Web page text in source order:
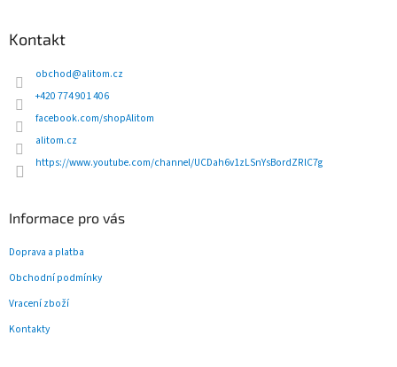
Kontakt
obchod@alitom.cz
+420 774 901 406
facebook.com/shopAlitom
alitom.cz
https://www.youtube.com/channel/UCDah6v1zLSnYsBordZRlC7g
Informace pro vás
Doprava a platba
Obchodní podmínky
Vracení zboží
Kontakty